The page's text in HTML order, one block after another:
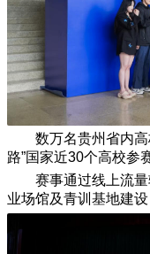
数万名贵州省内
路”国家近30个高校参
赛事通过线上流
业场馆及青训基地建